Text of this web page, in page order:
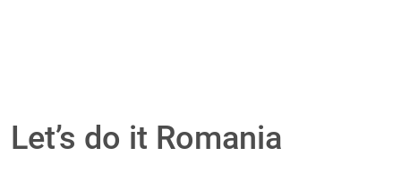
Let’s do it Romania